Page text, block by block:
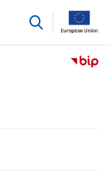
przejdź
Przejdź